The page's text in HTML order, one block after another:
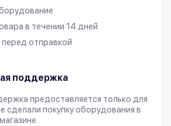
в течении 14 дней
отправкой
поддержка
предоставляется только для
сделали покупку оборудования в